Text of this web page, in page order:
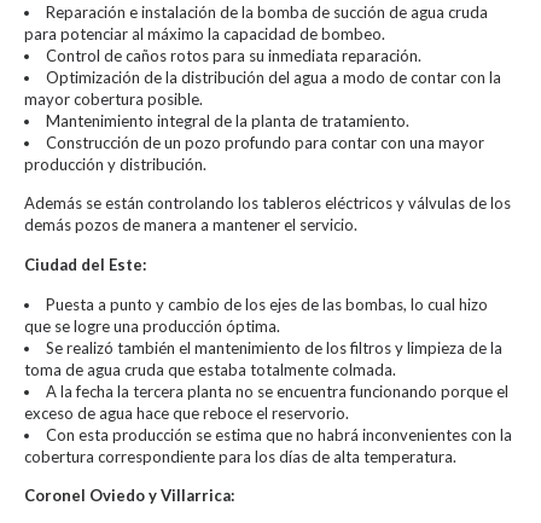
Reparación e instalación de la bomba de succión de agua cruda
para potenciar al máximo la capacidad de bombeo.
Control de caños rotos para su inmediata reparación.
Optimización de la distribución del agua a modo de contar con la
mayor cobertura posible.
Mantenimiento integral de la planta de tratamiento.
Construcción de un pozo profundo para contar con una mayor
producción y distribución.
Además se están controlando los tableros eléctricos y válvulas de los
demás pozos de manera a mantener el servicio.
Ciudad del Este:
Puesta a punto y cambio de los ejes de las bombas, lo cual hizo
que se logre una producción óptima.
Se realizó también el mantenimiento de los filtros y limpieza de la
toma de agua cruda que estaba totalmente colmada.
A la fecha la tercera planta no se encuentra funcionando porque el
exceso de agua hace que reboce el reservorio.
Con esta producción se estima que no habrá inconvenientes con la
cobertura correspondiente para los días de alta temperatura.
Coronel Oviedo y Villarrica: